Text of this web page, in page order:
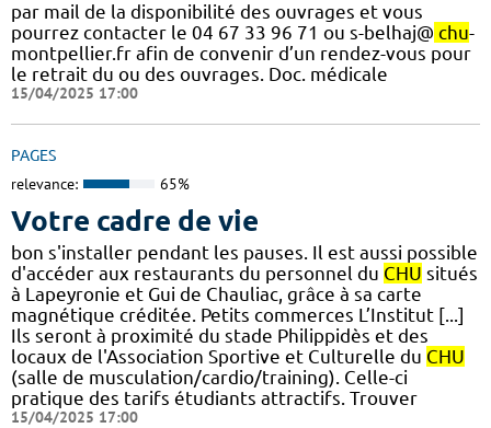
par mail de la disponibilité des ouvrages et vous
pourrez contacter le 04 67 33 96 71 ou s-belhaj@ chu-
montpellier.fr afin de convenir d’un rendez-vous pour
le retrait du ou des ouvrages. Doc. médicale
15/04/2025 17:00
PAGES
relevance: 65%
Votre cadre de vie
bon s'installer pendant les pauses. Il est aussi possible
d'accéder aux restaurants du personnel du CHU situés
à Lapeyronie et Gui de Chauliac, grâce à sa carte
magnétique créditée. Petits commerces L’Institut [...]
Ils seront à proximité du stade Philippidès et des
locaux de l'Association Sportive et Culturelle du CHU
(salle de musculation/cardio/training). Celle-ci
pratique des tarifs étudiants attractifs. Trouver
15/04/2025 17:00